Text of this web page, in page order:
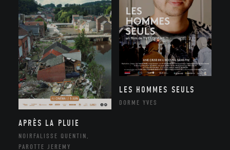
APRÈS LA PLUIE
NOIRFALISSE QUENTIN,
PAROTTE JEREMY
LES HOMMES SEULS
DORME YVES